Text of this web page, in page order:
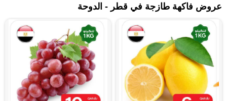
عروض فاكهة طازجة في قطر - الدوحة